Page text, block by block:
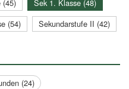
(45)
Sek 1. Klasse (48)
(54) Sekundarstufe II (42)
(24)